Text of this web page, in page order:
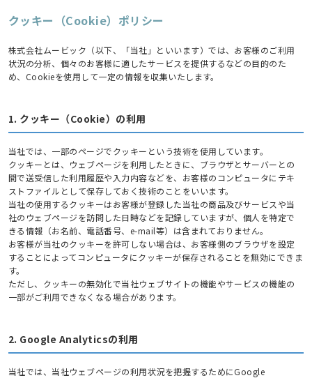
クッキー（Cookie）ポリシー
株式会社ムービック（以下、「当社」といいます）では、お客様のご利用
状況の分析、個々のお客様に適したサービスを提供するなどの目的のた
め、Cookieを使用して一定の情報を収集いたします。
1. クッキー（Cookie）の利用
当社では、一部のページでクッキーという技術を使用しています。
クッキーとは、ウェブページを利用したときに、ブラウザとサーバーとの
間で送受信した利用履歴や入力内容などを、お客様のコンピュータにテキ
ストファイルとして保存しておく技術のことをいいます。
当社の使用するクッキーはお客様が登録した当社の商品及びサービスや当
社のウェブページを訪問した日時などを記録していますが、個人を特定で
きる情報（お名前、電話番号、e-mail等）は含まれておりません。
お客様が当社のクッキーを許可しない場合は、お客様側のブラウザを設定
することによってコンピュータにクッキーが保存されることを無効にできま
す。
ただし、クッキーの無効化で当社ウェブサイトの機能やサービスの機能の
一部がご利用できなくなる場合があります。
2. Google Analyticsの利用
当社では、当社ウェブページの利用状況を把握するためにGoogle